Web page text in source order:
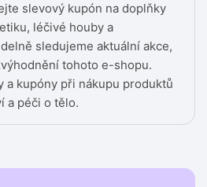
slevový kupón na doplňky
léčivé houby a
sledujeme aktuální akce,
tohoto e-shopu.
a kupóny při nákupu produktů
a péči o tělo.